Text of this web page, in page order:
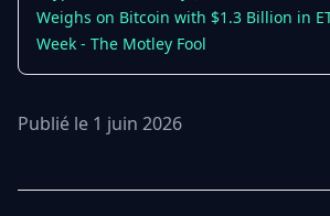
Weighs on Bitcoin with $1.3 Billion in
Week - The Motley Fool
Publié le 1 juin 2026